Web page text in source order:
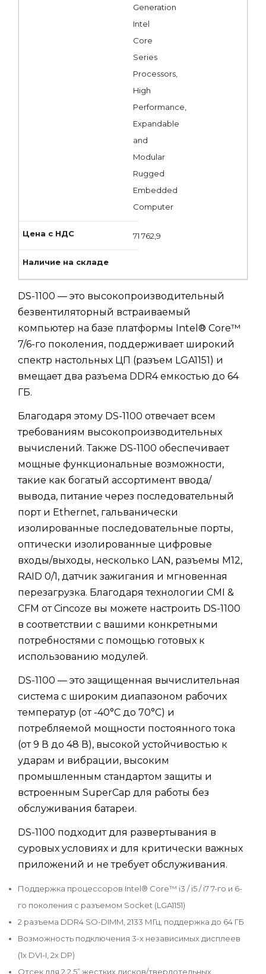
Generation
Intel
Core
Series
Processors,
High
Performance,
Expandable
and
Modular
Rugged
Embedded
Computer
71 762,9
DS-1100 — это высокопроизводительный
безвентиляторный встраиваемый
компьютер на базе платформы Intel® Core™
7/6-го поколения, поддерживает широкий
спектр настольных ЦП (разъем LGA1151) и
вмещает два разъема DDR4 емкостью до 64
ГБ.
Благодаря этому DS-1100 отвечает всем
требованиям высокопроизводительных
вычислений. Также DS-1100 обеспечивает
мощные функциональные возможности,
такие как богатый ассортимент ввода/
вывода, питание через последовательный
порт и Ethernet, гальванически
изолированные последовательные порты,
оптически изолированные цифровые
входы/выходы, несколько LAN, разъемы M12,
RAID 0/1, датчик зажигания и мгновенная
перезагрузка. Благодаря технологии CMI &
CFM от Cincoze вы можете настроить DS-1100
в соответствии с вашими конкретными
потребностями с помощью готовых к
использованию модулей.
DS-1100 — это защищенная вычислительная
система с широким диапазоном рабочих
температур (от -40°C до 70°C) и
потребляемой мощности постоянного тока
(от 9 В до 48 В), высокой устойчивостью к
ударам и вибрации, высоким
промышленным стандартом защиты и
встроенным SuperCap для работы без
обслуживания батареи.
DS-1100 подходит для развертывания в
суровых условиях и для критически важных
приложений и не требует обслуживания.
Поддержка процессоров Intel® Core™ i3 / i5 / i7 7-го и 6-
го поколения с разъемом Socket (LGA1151)
2 разъема DDR4 SO-DIMM, 2133 МГц, поддержка до 64 ГБ
Возможность подключения 3-х независимых дисплеев
(1x DVI-I, 2x DP)
Отсек для 2 2,5” жестких дисков/твердотельных